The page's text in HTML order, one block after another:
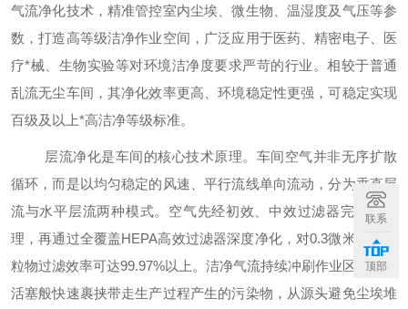
气流净化技术，精准管控室内尘埃、微生物、温湿度及气压等参
数，打造高等级洁净作业空间，广泛应用于医药、精密电子、医
疗*械、生物实验等对环境洁净度要求严苛的行业。相较于普通
乱流无尘车间，其净化效率更高、环境稳定性更强，可稳定实现
百级及以上*高洁净等级标准。
层流净化是车间的核心技术原理。车间空气并非无序扩散
循环，而是以均匀稳定的风速、平行流线单向流动，分为垂直层
流与水平层流两种模式。空气先经初效、中效过滤器完成预处
理，再通过全覆盖HEPA高效过滤器深度净化，对0.3微米微小颗
粒物过滤效率可达99.97%以上。洁净气流持续冲刷作业区域，像
活塞般快速裹挟带走生产过程产生的污染物，从源头避免尘埃堆
联系
顶部